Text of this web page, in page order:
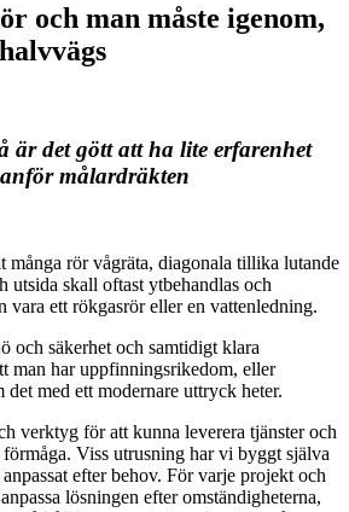
och man måste igenom,
är det gött att ha lite erfarenhet
målardräkten
många rör vågräta, diagonala tillika lutande
utsida skall oftast ytbehandlas och
vara ett rökgasrör eller en vattenledning.
och säkerhet och samtidigt klara
man har uppfinningsrikedom, eller
med ett modernare uttryck heter.
verktyg för att kunna leverera tjänster och
Viss utrusning har vi byggt själva
efter behov. För varje projekt och
lösningen efter omständigheterna,